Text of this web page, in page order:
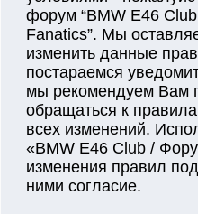
форум “BMW E46
Fanatics”. Мы
изменить данные
постараемся
мы рекомендуем Вам
обращаться к
всех изменений.
«BMW E46 Club /
изменения правил
ними согласие.